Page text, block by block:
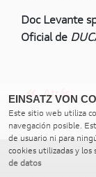
Doc Levante
Oficial de
Atrás
EINSATZ VON
Este sitio web utiliza
navegación posible.
de usuario ni para
cookies utilizadas y
de datos